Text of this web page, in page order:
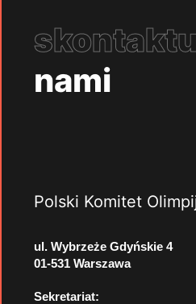
nami
Polski Komitet
ul. Wybrzeże Gdyńskie 4
01-531 Warszawa
Sekretariat: